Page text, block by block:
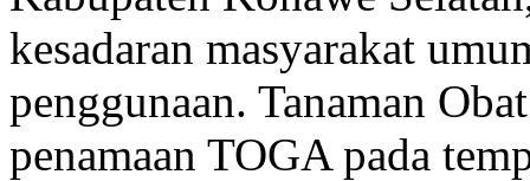
kesadaran masyarakat
penggunaan. Tanaman
penamaan TOGA pada